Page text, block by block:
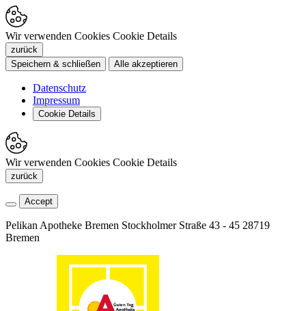
Wir verwenden Cookies Cookie Details
zurück
Speichern & schließen
Alle akzeptieren
Datenschutz
Impressum
Cookie Details
Wir verwenden Cookies Cookie Details
zurück
Accept
Pelikan Apotheke Bremen Stockholmer Straße 43 - 45 28719
Bremen